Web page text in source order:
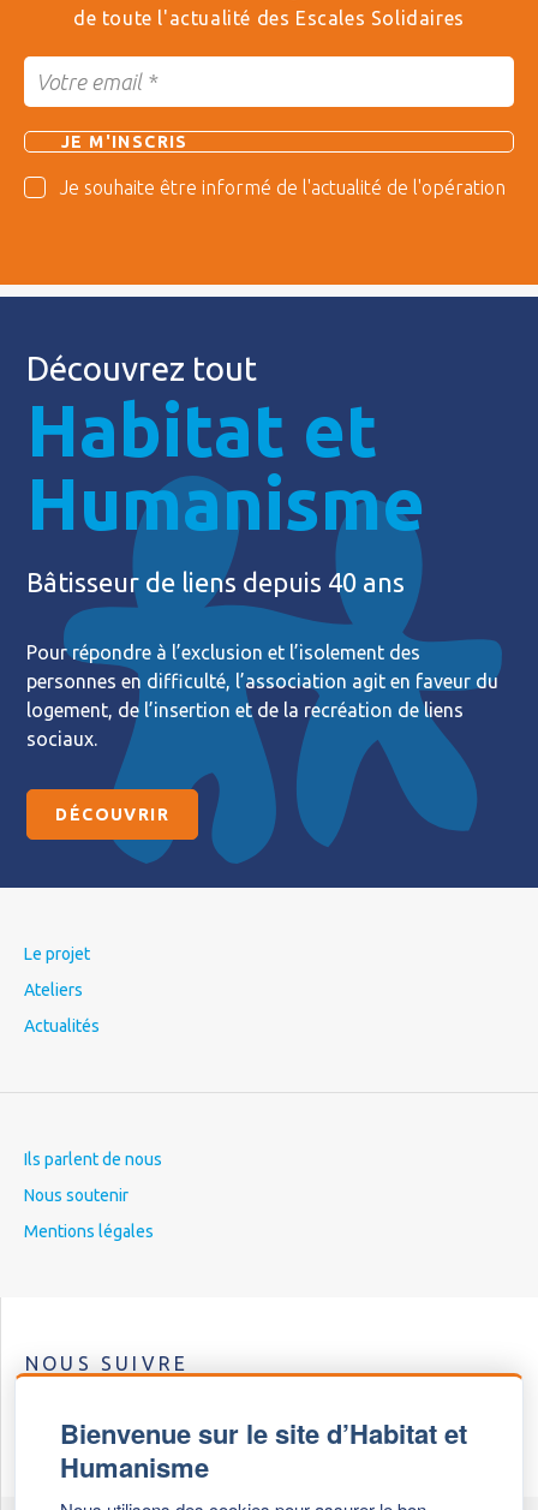
Bienvenue sur le site d’Habitat et
Humanisme
de toute l'actualité des Escales Solidaires
Je souhaite être informé de l'actualité de l'opération
Découvrez tout
Habitat et
Humanisme
Bâtisseur de liens depuis 40 ans
Pour répondre à l’exclusion et l’isolement des
personnes en difficulté, l’association agit en faveur du
logement, de l’insertion et de la recréation de liens
sociaux.
DÉCOUVRIR
Le projet
Ateliers
Actualités
Ils parlent de nous
Nous soutenir
Mentions légales
NOUS SUIVRE